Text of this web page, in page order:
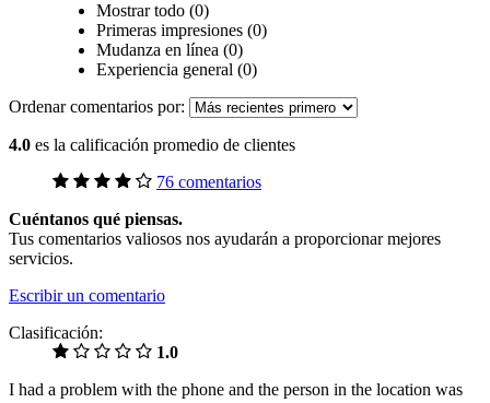
Mostrar todo (0)
Primeras impresiones (0)
Mudanza en línea (0)
Experiencia general (0)
Ordenar comentarios por:
4.0 es la calificación promedio de clientes
76 comentarios
Cuéntanos qué piensas.
Tus comentarios valiosos nos ayudarán a proporcionar mejores
servicios.
Escribir un comentario
Clasificación:
1.0
I had a problem with the phone and the person in the location was